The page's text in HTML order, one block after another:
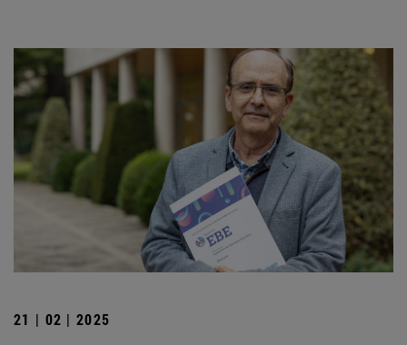
21 | 02 | 2025